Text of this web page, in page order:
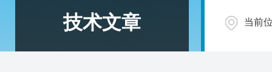
技术文章 当前